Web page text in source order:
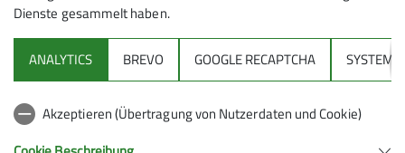
Artikel zum Nachlesen:
Dienste gesammelt haben.
ANALYTICS BREVO GOOGLE RECAPTCHA SYSTEM
Akzeptieren (Übertragung von Nutzerdaten und Cookie)